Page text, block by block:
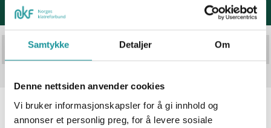
Samtykke Detaljer Om
Denne nettsiden anvender cookies
Vi bruker informasjonskapsler for å gi innhold og
annonser et personlig preg, for å levere sosiale
Logg inn
Registrer ny konto
Forside Infoboks NF Skredinstruktør 1 nordisk
Infoboks NF Skredinstruktør 1 nordisk